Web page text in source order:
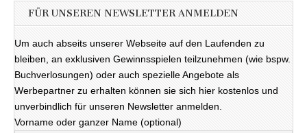
FÜR UNSEREN NEWSLETTER ANMELDEN
Um auch abseits unserer Webseite auf den Laufenden zu
bleiben, an exklusiven Gewinnsspielen teilzunehmen (wie bspw.
Buchverlosungen) oder auch spezielle Angebote als
Werbepartner zu erhalten können sie sich hier kostenlos und
unverbindlich für unseren Newsletter anmelden.
Vorname oder ganzer Name (optional)